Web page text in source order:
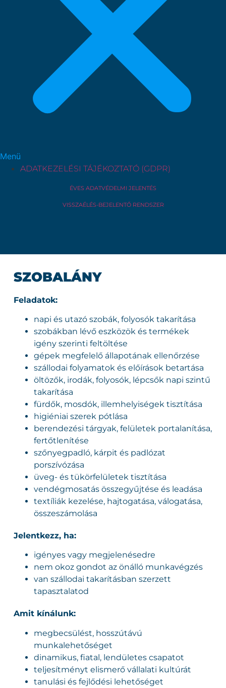
Menü
ADATKEZELÉSI TÁJÉKOZTATÓ (GDPR)
ÉVES ADATVÉDELMI JELENTÉS
VISSZAÉLÉS-BEJELENTŐ RENDSZER
SZOBALÁNY
Feladatok:
napi és utazó szobák, folyosók takarítása
szobákban lévő eszközök és termékek
igény szerinti feltöltése
gépek megfelelő állapotának ellenőrzése
szállodai folyamatok és előírások betartása
öltözők, irodák, folyosók, lépcsők napi szintű
takarítása
fürdők, mosdók, illemhelyiségek tisztítása
higiéniai szerek pótlása
berendezési tárgyak, felületek portalanítása,
fertőtlenítése
szőnyegpadló, kárpit és padlózat
porszívózása
üveg- és tükörfelületek tisztítása
vendégmosatás összegyűjtése és leadása
textíliák kezelése, hajtogatása, válogatása,
összeszámolása
Jelentkezz, ha:
igényes vagy megjelenésedre
nem okoz gondot az önálló munkavégzés
van szállodai takarításban szerzett
tapasztalatod
Amit kínálunk:
megbecsülést, hosszútávú
munkalehetőséget
dinamikus, fiatal, lendületes csapatot
teljesítményt elismerő vállalati kultúrát
tanulási és fejlődési lehetőséget